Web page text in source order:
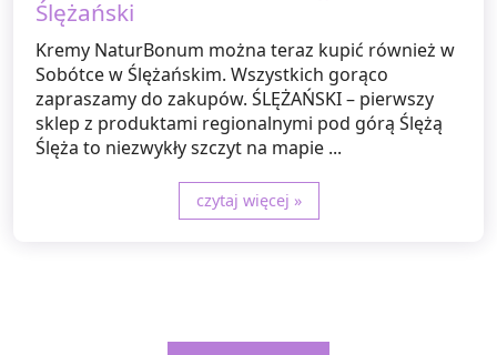
Ślężański
Kremy NaturBonum można teraz kupić również w
Sobótce w Ślężańskim. Wszystkich gorąco
zapraszamy do zakupów. ŚLĘŻAŃSKI – pierwszy
sklep z produktami regionalnymi pod górą Ślężą
Ślęża to niezwykły szczyt na mapie ...
czytaj więcej »